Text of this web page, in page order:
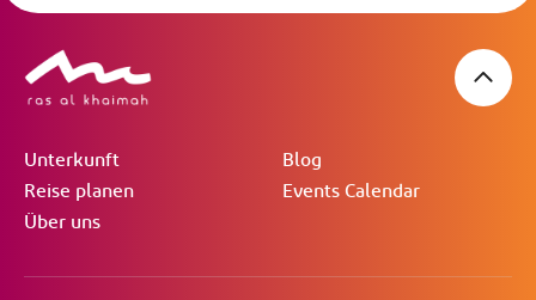
Unterkunft
Reise planen
Über uns
Blog
Events Calendar